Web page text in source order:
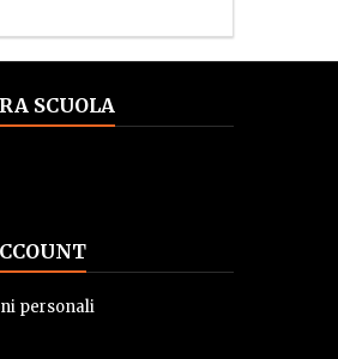
SCUOLA
personali